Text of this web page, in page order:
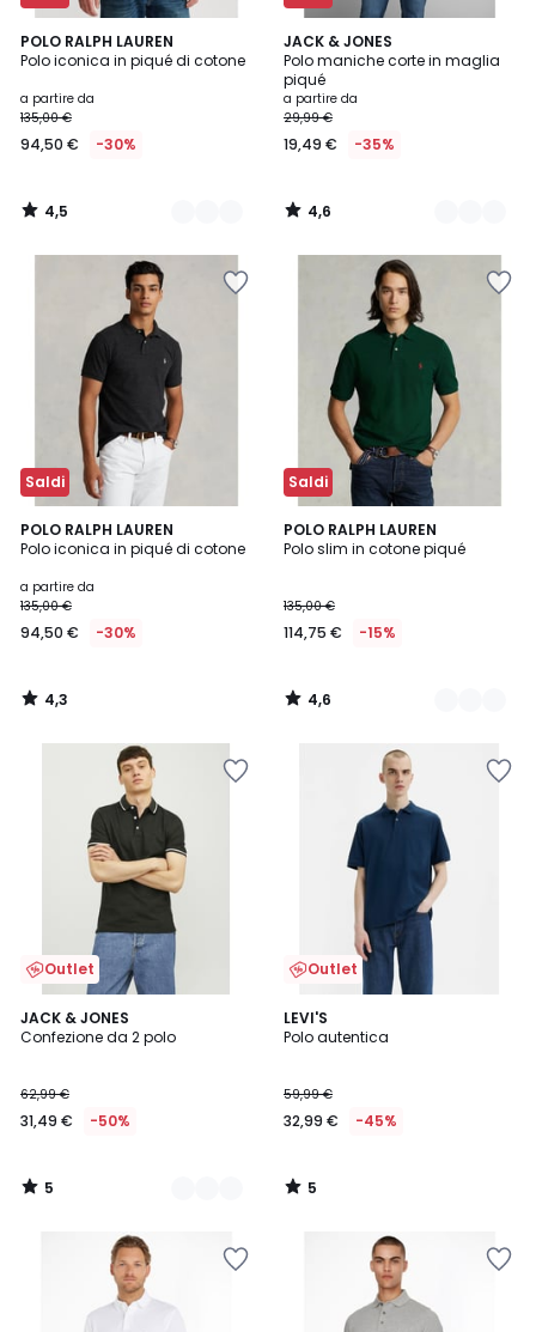
POLO RALPH LAUREN
Polo iconica in piqué di cotone
a partire da
135,00 €
94,50 € -30%
4,5
/ 5
5
Colori
4,5
/
JACK & JONES
Polo maniche corte in maglia
piqué
a partire da
29,99 €
19,49 € -35%
4,6
/ 5
5
Colori
4,6
/
Saldi
POLO RALPH LAUREN
Polo iconica in piqué di cotone
a partire da
135,00 €
94,50 € -30%
4,3
/ 5
4,3
/
Saldi
POLO RALPH LAUREN
Polo slim in cotone piqué
135,00 €
114,75 € -15%
4,6
/ 5
2
Colori
4,6
/
Outlet
JACK & JONES
Confezione da 2 polo
62,99 €
31,49 € -50%
5
/
2
Colori
5
/
Outlet
LEVI'S
Polo autentica
59,99 €
32,99 € -45%
5
/
5
/